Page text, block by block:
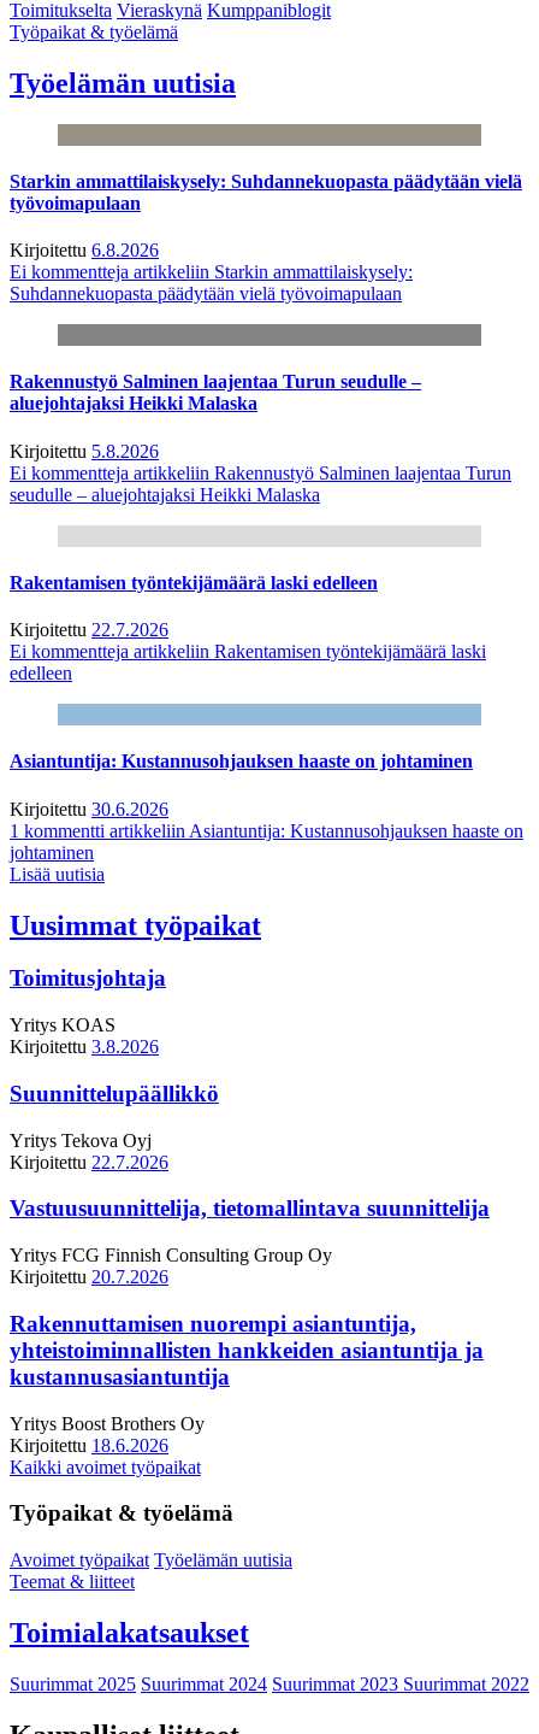
Toimitukselta Vieraskynä Kumppaniblogit
Työpaikat & työelämä
Työelämän uutisia
Starkin ammattilaiskysely: Suhdannekuopasta päädytään vielä
työvoimapulaan
Kirjoitettu 6.8.2026
Ei kommentteja artikkeliin Starkin ammattilaiskysely:
Suhdannekuopasta päädytään vielä työvoimapulaan
Rakennustyö Salminen laajentaa Turun seudulle –
aluejohtajaksi Heikki Malaska
Kirjoitettu 5.8.2026
Ei kommentteja artikkeliin Rakennustyö Salminen laajentaa Turun
seudulle – aluejohtajaksi Heikki Malaska
Rakentamisen työntekijämäärä laski edelleen
Kirjoitettu 22.7.2026
Ei kommentteja artikkeliin Rakentamisen työntekijämäärä laski
edelleen
Asiantuntija: Kustannusohjauksen haaste on johtaminen
Kirjoitettu 30.6.2026
1 kommentti artikkeliin Asiantuntija: Kustannusohjauksen haaste on
johtaminen
Lisää uutisia
Uusimmat työpaikat
Toimitusjohtaja
Yritys KOAS
Kirjoitettu 3.8.2026
Suunnittelupäällikkö
Yritys Tekova Oyj
Kirjoitettu 22.7.2026
Vastuusuunnittelija, tietomallintava suunnittelija
Yritys FCG Finnish Consulting Group Oy
Kirjoitettu 20.7.2026
Rakennuttamisen nuorempi asiantuntija,
yhteistoiminnallisten hankkeiden asiantuntija ja
kustannusasiantuntija
Yritys Boost Brothers Oy
Kirjoitettu 18.6.2026
Kaikki avoimet työpaikat
Työpaikat & työelämä
Avoimet työpaikat Työelämän uutisia
Teemat & liitteet
Toimialakatsaukset
Suurimmat 2025 Suurimmat 2024 Suurimmat 2023 Suurimmat 2022